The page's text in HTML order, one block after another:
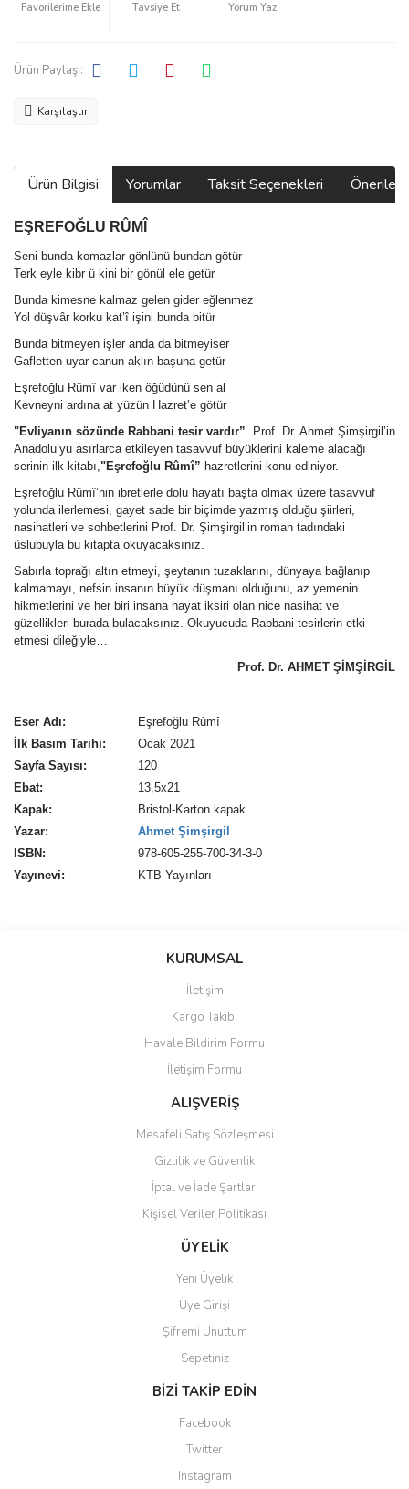
Tavsiye Et Yorum Yaz
Ürün Paylaş :
Karşılaştır
Ürün Bilgisi Yorumlar Taksit Seçenekleri
EŞREFOĞLU RÛMÎ
Seni bunda komazlar gönlünü bundan götür
Terk eyle kibr ü kini bir gönül ele getür
Bunda kimesne kalmaz gelen gider eğlenmez
Yol düşvâr korku kat’î işini bunda bitür
Bunda bitmeyen işler anda da bitmeyiser
Gafletten uyar canun aklın başuna getür
Eşrefoğlu Rûmî var iken öğüdünü sen al
Kevneyni ardına at yüzün Hazret’e götür
"Evliyanın sözünde Rabbani tesir vardır”. Prof. Dr. Ahmet Şimşirgil’in
Anadolu’yu asırlarca etkileyen tasavvuf büyüklerini kaleme alacağı
serinin ilk kitabı,"Eşrefoğlu Rûmî” hazretlerini konu ediniyor.
Eşrefoğlu Rûmî’nin ibretlerle dolu hayatı başta olmak üzere tasavvuf
yolunda ilerlemesi, gayet sade bir biçimde yazmış olduğu şiirleri,
nasihatleri ve sohbetlerini Prof. Dr. Şimşirgil’in roman tadındaki
üslubuyla bu kitapta okuyacaksınız.
Sabırla toprağı altın etmeyi, şeytanın tuzaklarını, dünyaya bağlanıp
kalmamayı, nefsin insanın büyük düşmanı olduğunu, az yemenin
hikmetlerini ve her biri insana hayat iksiri olan nice nasihat ve
güzellikleri burada bulacaksınız. Okuyucuda Rabbani tesirlerin etki
etmesi dileğiyle…
Prof. Dr. AHMET ŞİMŞİRGİL
Eser Adı:
Eşrefoğlu Rûmî
İlk Basım Tarihi:
Ocak 2021
Sayfa Sayısı:
120
Ebat:
13,5x21
Kapak:
Bristol-Karton kapak
Yazar:
Ahmet Şimşirgil
ISBN:
978-605-255-700-34-3-0
Yayınevi:
KTB Yayınları
Ahmet hocama çok teşekkür ederim bizi böyle bir eserle
buluşturduğu için. Tekrar tekrar okunması gereken bir kitap.
Ürün resmi kalitesiz, bozuk veya görüntülenemiyor.
Ürün açıklamasında eksik bilgiler bulunuyor.
Ürün bilgilerinde hatalar bulunuyor.
Ürün fiyatı diğer sitelerden daha pahalı.
Gönder
KURUMSAL
İletişim
Kargo Takibi
Havale Bildirim Formu
İletişim Formu
ALIŞVERİŞ
Mesafeli Satış Sözleşmesi
Gizlilik ve Güvenlik
İptal ve İade Şartları
Kişisel Veriler Politikası
ÜYELİK
Yeni Üyelik
Üye Girişi
Şifremi Unuttum
Sepetiniz
BİZİ TAKİP EDİN
Facebook
Twitter
Instagram